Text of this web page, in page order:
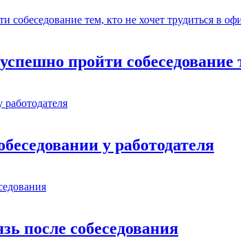
пройти собеседование
у работодателя
после собеседования